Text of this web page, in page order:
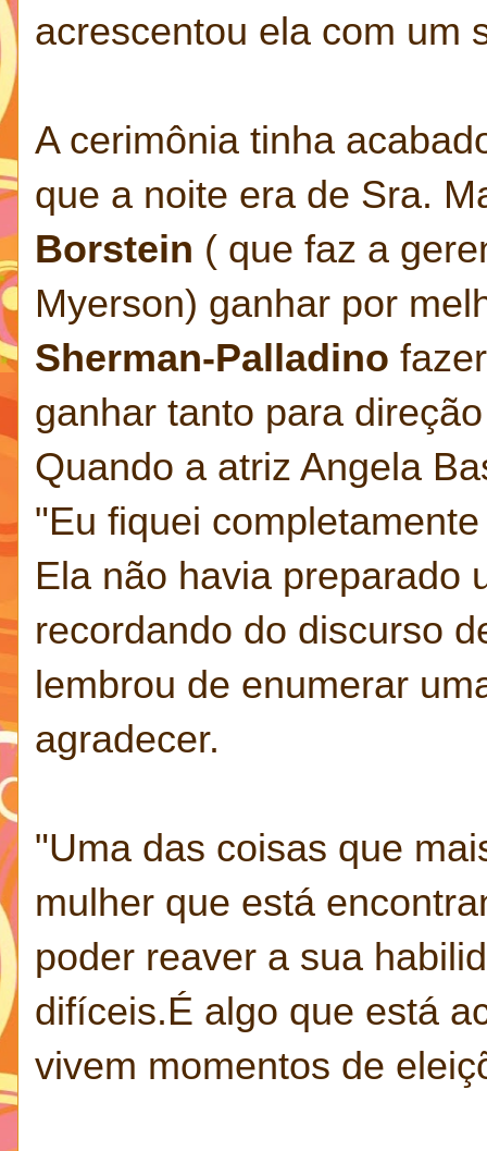
acrescentou ela com um
A cerimônia tinha
que a noite era de Sra.
Borstein ( que faz a
Myerson) ganhar por
Sherman-Palladino
ganhar tanto para
Quando a atriz Angela
"Eu fiquei
Ela não havia preparado
recordando do discurso
lembrou de enumerar
agradecer.
"Uma das coisas que
mulher que está
poder reaver a sua
difíceis.É algo que está
vivem momentos de